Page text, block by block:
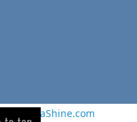
JoomlaShine.com